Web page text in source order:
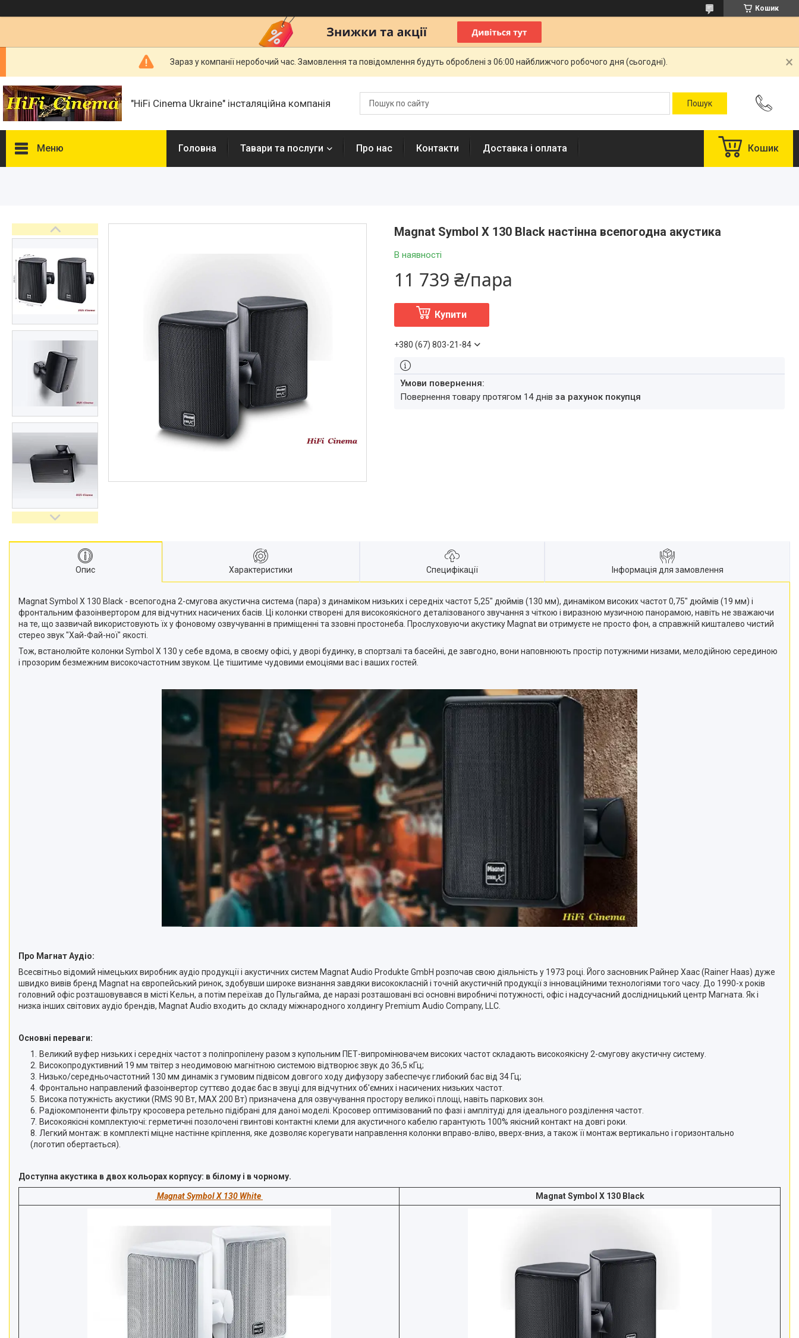
Кошик
Зараз у компанії неробочий час. Замовлення та повідомлення будуть оброблені з 06:00 найближчого робочого дня (сьогодні).
"HiFi Cinema Ukraine" інсталяційна компанія
Меню
Презентації і документи
Про нас
Сертифікати і ліцензії
Відгуки
Доставка і оплата
Головна Тавари та послуги Про нас Контакти Доставка і оплата Кошик
Magnat Symbol X 130 Black настінна всепогодна акустика
В наявності
11 739 ₴/пара
Купити
+380 (67) 803-21-84
повернення товару протягом 14 днів за рахунок покупця
Опис Характеристики Специфікації Інформація для замовлення
Magnat Symbol X 130 Black - всепогодна 2-смугова акустична система (пара) з динаміком низьких і середніх частот 5,25" дюймів (130 мм), динаміком високих частот 0,75" дюймів (19 мм) і
фронтальним фазоінвертором для відчутних насичених басів. Ці колонки створені для високоякісного деталізованого звучання з чіткою і виразною музичною панорамою, навіть не зважаючи
на те, що зазвичай використовують їх у фоновому озвучуванні в приміщенні та ззовні простонеба. Прослуховуючи акустику Magnat ви отримуєте не просто фон, а справжній кишталево чистий
стерео звук "Хай-Фай-ної" якості.
Тож, встанолюйте колонки Symbol X 130 у себе вдома, в своєму офісі, у дворі будинку, в спортзалі та басейні, де завгодно, вони наповнюють простір потужними низами, мелодійною серединою
і прозорим безмежним високочастотним звуком. Це тішитиме чудовими емоціями вас і ваших гостей.
Про Магнат Аудіо:
Всесвітньо відомий німецьких виробник аудіо продукції і акустичних систем Magnat Audio Produkte GmbH розпочав свою діяльність у 1973 році. Його засновник Райнер Хаас (Rainer Haas) дуже
швидко вивів бренд Magnat на європейський ринок, здобувши широке визнання завдяки висококласній і точній акустичній продукції з інноваційними технологіями того часу. До 1990-х років
головний офіс розташовувався в місті Кельн, а потім переїхав до Пульгайма, де наразі розташовані всі основні виробничі потужності, офіс і надсучасний дослідницький центр Магната. Як і
низка інших світових аудіо брендів, Magnat Audio входить до складу міжнародного холдингу Premium Audio Company, LLC.
Основні переваги:
Великий вуфер низьких і середніх частот з поліпропілену разом з купольним ПЕТ-випромінювачем високих частот складають високоякісну 2-смугову акустичну систему.
Високопродуктивний 19 мм твітер з неодимовою магнітною системою відтворює звук до 36,5 кГц;
Низько/середньочастотний 130 мм динамік з гумовим підвісом довгого ходу дифузору забеспечує глибокий бас від 34 Гц;
Фронтально направлений фазоінвертор суттєво додає бас в звуці для відчутних об'ємних і насичених низьких частот.
Висока потужність акустики (RMS 90 Вт, MAX 200 Вт) призначена для озвучування простору великої площі, навіть паркових зон.
Радіокомпоненти фільтру кросовера ретельно підібрані для даної моделі. Кросовер оптимізований по фазі і амплітуді для ідеального розділення частот.
Високоякісні комплектуючі: герметичні позолочені гвинтові контактні клеми для акустичного кабелю гарантують 100% якісний контакт на довгі роки.
Легкий монтаж: в комплекті міцне настінне кріплення, яке дозволяє корегувати направлення колонки вправо-вліво, вверх-вниз, а також її монтаж вертикально і горизонтально
(логотип обертається).
Доступна акустика в двох кольорах корпусу: в білому і в чорному.
Magnat Symbol X 130 White Magnat Symbol X 130 Black